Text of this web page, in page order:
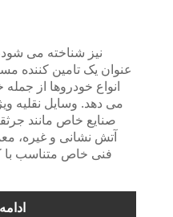
عنوان یک تامین کننده
انواع خودروها از
می دهد. وسایل نقلیه
صنایع خاص مانند
آتش نشانی و غیره،
فنی خاص متناسب با